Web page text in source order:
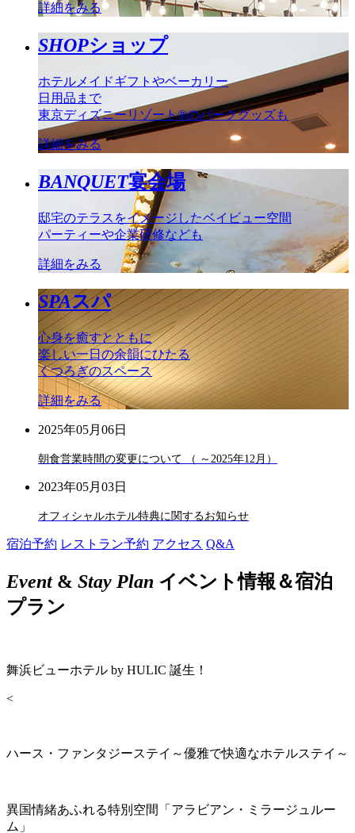
詳細をみる
SHOPショップ
ホテルメイドギフトやベーカリー
日用品まで
東京ディズニーリゾート®のパークグッズも
詳細をみる
BANQUET宴会場
邸宅のテラスをイメージしたベイビュー空間
パーティーや企業研修なども
詳細をみる
SPAスパ
心身を癒すとともに
楽しい一日の余韻にひたる
くつろぎのスペース
詳細をみる
2025年05月06日
朝食営業時間の変更について （ ～2025年12月）
2023年05月03日
オフィシャルホテル特典に関するお知らせ
宿泊予約 レストラン予約 アクセス Q&A
Event& Stay Plan イベント情報＆宿泊
プラン
舞浜ビューホテル by HULIC 誕生！
<
ハース・ファンタジーステイ～優雅で快適なホテルステイ～
異国情緒あふれる特別空間「アラビアン・ミラージュルー
ム」